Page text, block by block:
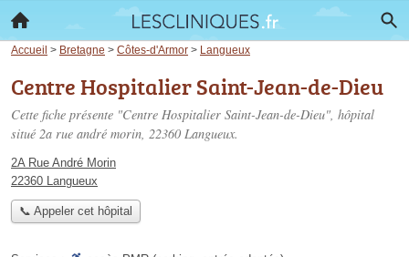
Accueil > Bretagne > Côtes-d'Armor > Langueux
Centre Hospitalier Saint-Jean-de-Dieu
Cette fiche présente "Centre Hospitalier Saint-Jean-de-Dieu", hôpital
situé 2a rue andré morin, 22360 Langueux.
2A Rue André Morin
22360 Langueux
📞 Appeler cet hôpital